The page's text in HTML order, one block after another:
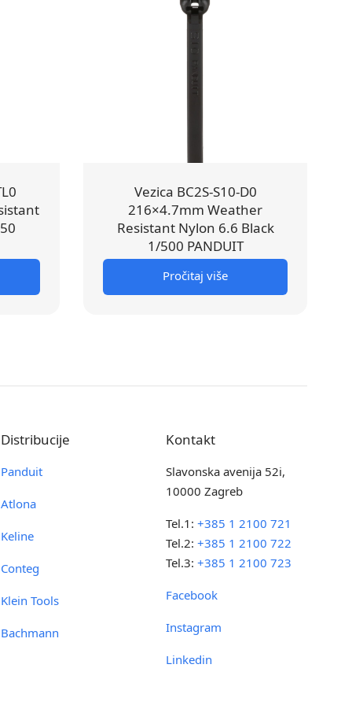
Vezica BC2S-S10-D0
216×4.7mm Weather
Resistant Nylon 6.6 Black
1/500 PANDUIT
Pročitaj više
Distribucije
Panduit
Atlona
Keline
Conteg
Klein Tools
Bachmann
Kontakt
Slavonska avenija 52i,
10000 Zagreb
Tel.1:+385 1 2100 721
Tel.2:+385 1 2100 722
Tel.3:+385 1 2100 723
Facebook
Instagram
Linkedin